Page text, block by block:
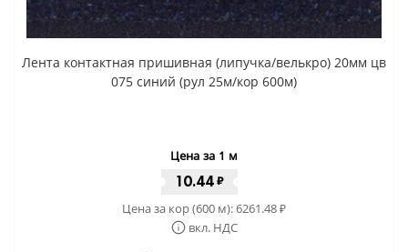
Лента контактная пришивная (липучка/велькро) 20мм цв
075 синий (рул 25м/кор 600м)
Цена за 1 м
10.44₽
Цена за кор (600 м):6261.48₽
вкл. НДС